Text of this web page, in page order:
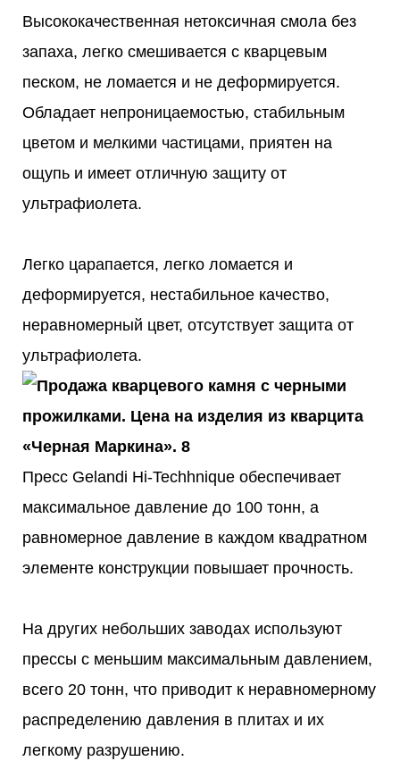
Высококачественная нетоксичная смола без
запаха, легко смешивается с кварцевым
песком, не ломается и не деформируется.
Обладает непроницаемостью, стабильным
цветом и мелкими частицами, приятен на
ощупь и имеет отличную защиту от
ультрафиолета.
Легко царапается, легко ломается и
деформируется, нестабильное качество,
неравномерный цвет, отсутствует защита от
ультрафиолета.
Пресс Gelandi Hi-Techhnique обеспечивает
максимальное давление до 100 тонн, а
равномерное давление в каждом квадратном
элементе конструкции повышает прочность.
На других небольших заводах используют
прессы с меньшим максимальным давлением,
всего 20 тонн, что приводит к неравномерному
распределению давления в плитах и ​​их
легкому разрушению.